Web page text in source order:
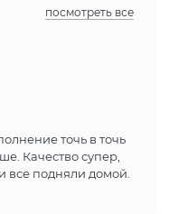
посмотреть все
точь в точь
Качество супер,
все подняли домой.